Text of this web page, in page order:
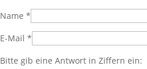
Name *
E-Mail *
Bitte gib eine Antwort in Ziffern ein: